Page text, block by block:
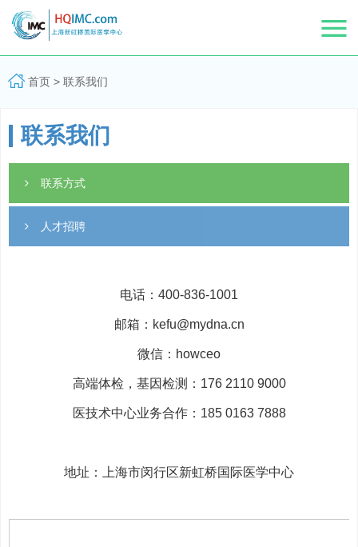
首页> 联系我们
联系我们
联系方式
人才招聘
电话：400-836-1001
邮箱：kefu@mydna.cn
微信：howceo
高端体检，基因检测：176 2110 9000
医技术中心业务合作：185 0163 7888
地址：上海市闵行区新虹桥国际医学中心